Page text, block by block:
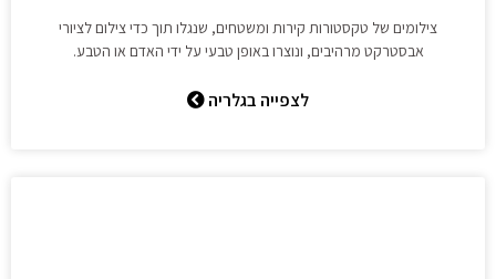
צילומים של טקסטורות קירות ומשטחים, שנגלו תוך כדי צילום לציורי
אבסטרקט מרהיבים, ונוצרו באופן טבעי על ידי האדם או הטבע.
לצפייה בגלריה